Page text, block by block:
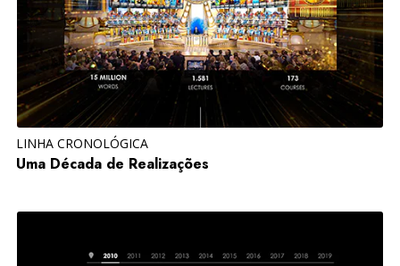
LINHA CRONOLÓGICA
Uma Década de Realizações